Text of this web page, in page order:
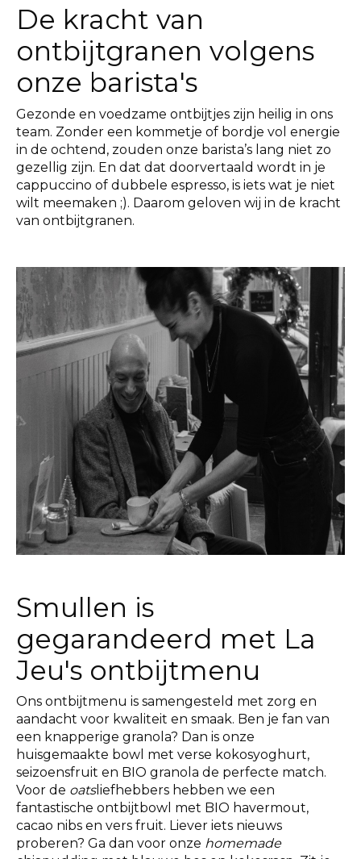
De kracht van
ontbijtgranen volgens
onze barista's
Gezonde en voedzame ontbijtjes zijn heilig in ons
team. Zonder een kommetje of bordje vol energie
in de ochtend, zouden onze barista’s lang niet zo
gezellig zijn. En dat dat doorvertaald wordt in je
cappuccino of dubbele espresso, is iets wat je niet
wilt meemaken ;). Daarom geloven wij in de kracht
van ontbijtgranen.
Smullen is
gegarandeerd met La
Jeu's ontbijtmenu
Ons ontbijtmenu is samengesteld met zorg en
aandacht voor kwaliteit en smaak. Ben je fan van
een knapperige granola? Dan is onze
huisgemaakte bowl met verse kokosyoghurt,
seizoensfruit en BIO granola de perfecte match.
Voor de oatsliefhebbers hebben we een
fantastische ontbijtbowl met BIO havermout,
cacao nibs en vers fruit. Liever iets nieuws
proberen? Ga dan voor onze homemade